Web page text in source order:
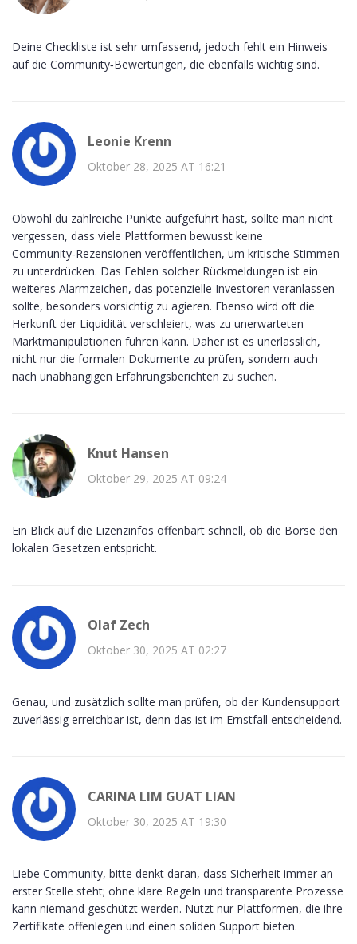
Deine Checkliste ist sehr umfassend, jedoch fehlt ein Hinweis
auf die Community‑Bewertungen, die ebenfalls wichtig sind.
Leonie Krenn
Oktober 28, 2025 AT 16:21
Obwohl du zahlreiche Punkte aufgeführt hast, sollte man nicht
vergessen, dass viele Plattformen bewusst keine
Community‑Rezensionen veröffentlichen, um kritische Stimmen
zu unterdrücken. Das Fehlen solcher Rückmeldungen ist ein
weiteres Alarmzeichen, das potenzielle Investoren veranlassen
sollte, besonders vorsichtig zu agieren. Ebenso wird oft die
Herkunft der Liquidität verschleiert, was zu unerwarteten
Marktmanipulationen führen kann. Daher ist es unerlässlich,
nicht nur die formalen Dokumente zu prüfen, sondern auch
nach unabhängigen Erfahrungsberichten zu suchen.
Knut Hansen
Oktober 29, 2025 AT 09:24
Ein Blick auf die Lizenzinfos offenbart schnell, ob die Börse den
lokalen Gesetzen entspricht.
Olaf Zech
Oktober 30, 2025 AT 02:27
Genau, und zusätzlich sollte man prüfen, ob der Kundensupport
zuverlässig erreichbar ist, denn das ist im Ernstfall entscheidend.
CARINA LIM GUAT LIAN
Oktober 30, 2025 AT 19:30
Liebe Community, bitte denkt daran, dass Sicherheit immer an
erster Stelle steht; ohne klare Regeln und transparente Prozesse
kann niemand geschützt werden. Nutzt nur Plattformen, die ihre
Zertifikate offenlegen und einen soliden Support bieten.